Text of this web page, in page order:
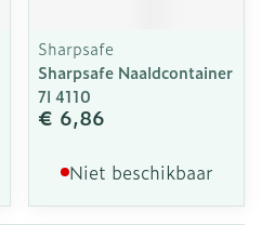
Sharpsafe
Sharpsafe Naaldcontainer
7l 4110
€ 6,86
Niet beschikbaar